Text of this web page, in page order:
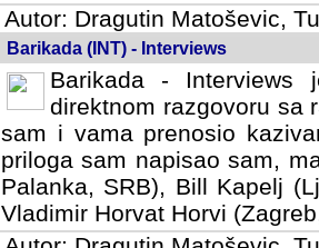
Autor: Dragutin Matoševic,
Barikada (INT) - Interviews
Barikada -
direktnom razgovoru sa
sam i vama prenosio
priloga sam napisao sam,
Palanka, SRB), Bill Kapelj
Vladimir Horvat Horvi